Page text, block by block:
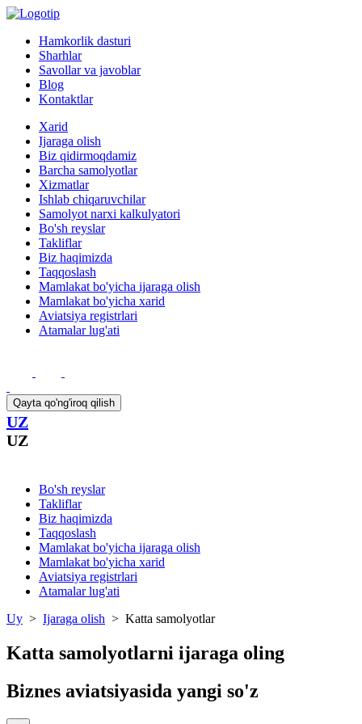
Hamkorlik dasturi
Sharhlar
Savollar va javoblar
Blog
Kontaktlar
Xarid
Ijaraga olish
Biz qidirmoqdamiz
Barcha samolyotlar
Xizmatlar
Ishlab chiqaruvchilar
Samolyot narxi kalkulyatori
Bo'sh reyslar
Takliflar
Biz haqimizda
Taqqoslash
Mamlakat bo'yicha ijaraga olish
Mamlakat bo'yicha xarid
Aviatsiya registrlari
Atamalar lug'ati
Qayta qo'ng'iroq qilish
UZ
UZ
Bo'sh reyslar
Takliflar
Biz haqimizda
Taqqoslash
Mamlakat bo'yicha ijaraga olish
Mamlakat bo'yicha xarid
Aviatsiya registrlari
Atamalar lug'ati
Uy > Ijaraga olish > Katta samolyotlar
Katta samolyotlarni ijaraga oling
Biznes aviatsiyasida yangi so'z